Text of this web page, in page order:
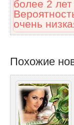
более 2
очень
Похожие